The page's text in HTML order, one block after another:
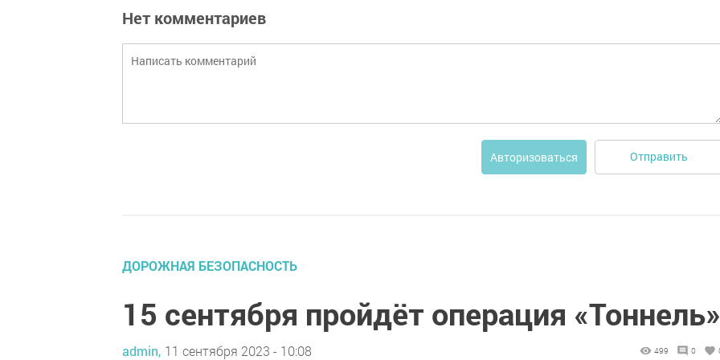
Нет комментариев
Авторизоваться Отправить
ДОРОЖНАЯ БЕЗОПАСНОСТЬ
15 сентября пройдёт операция «Тоннель»
admin, 11 сентября 2023 - 10:08 499 0